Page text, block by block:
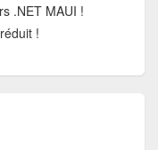
.NET MAUI !
!